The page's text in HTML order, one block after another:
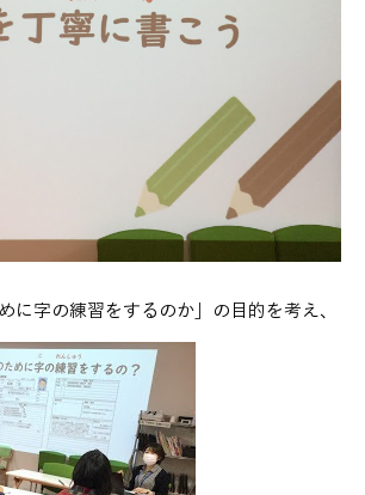
に字の練習をするのか」の目的を考え、